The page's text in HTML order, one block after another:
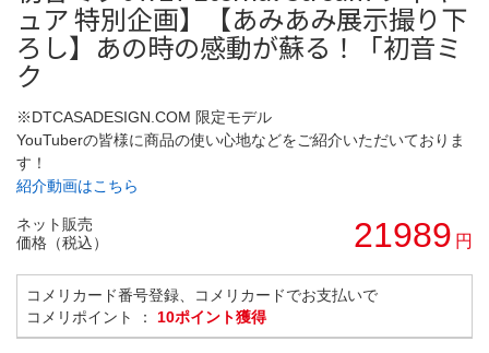
ュア 特別企画】【あみあみ展示撮り下
ろし】あの時の感動が蘇る！「初音ミ
ク
※DTCASADESIGN.COM 限定モデル
YouTuberの皆様に商品の使い心地などをご紹介いただいておりま
す！
紹介動画はこちら
ネット販売
価格（税込）
21989 円
コメリカード番号登録、コメリカードでお支払いで
コメリポイント ： 10ポイント獲得